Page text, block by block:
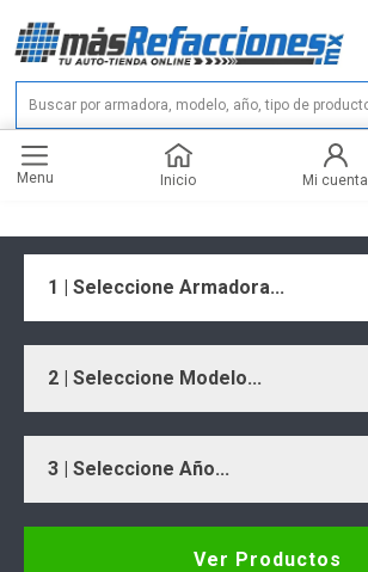
Menu Inicio Mi cuenta
1 | Seleccione Armadora...
2 | Seleccione Modelo...
3 | Seleccione Año...
Ver Productos